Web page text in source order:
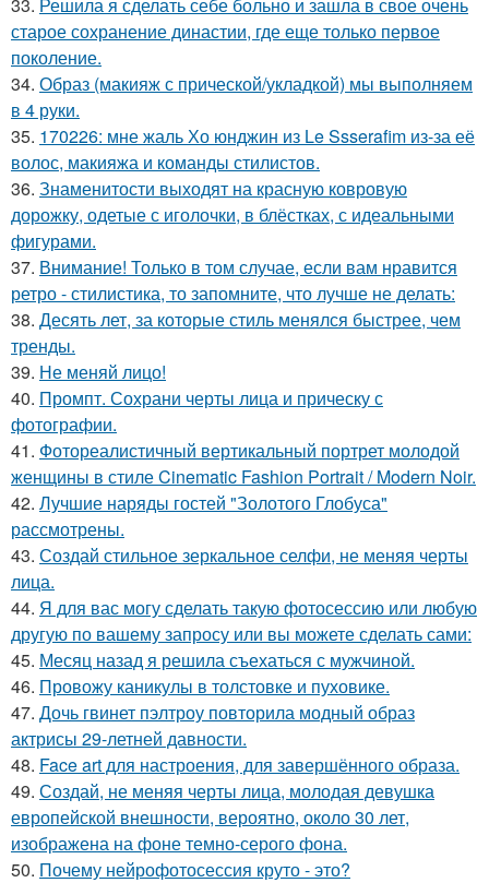
старое сохранение династии, где еще только первое
поколение.
34. Образ (макияж с прической/укладкой) мы выполняем
в 4 руки.
35. 170226: мне жаль Хо юнджин из Le Ssserafim из-за её
волос, макияжа и команды стилистов.
36. Знаменитости выходят на красную ковровую
дорожку, одетые с иголочки, в блёстках, с идеальными
фигурами.
37. Внимание! Только в том случае, если вам нравится
ретро - стилистика, то запомните, что лучше не делать:
38. Десять лет, за которые стиль менялся быстрее, чем
тренды.
39. Не меняй лицо!
40. Промпт. Сохрани черты лица и прическу с
фотографии.
41. Фотореалистичный вертикальный портрет молодой
женщины в стиле Cinematic Fashion Portrait / Modern Noir.
42. Лучшие наряды гостей "Золотого Глобуса"
рассмотрены.
43. Создай стильное зеркальное селфи, не меняя черты
лица.
44. Я для вас могу сделать такую фотосессию или любую
другую по вашему запросу или вы можете сделать сами:
45. Месяц назад я решила съехаться с мужчиной.
46. Провожу каникулы в толстовке и пуховике.
47. Дочь гвинет пэлтроу повторила модный образ
актрисы 29-летней давности.
48. Face art для настроения, для завершённого образа.
49. Создай, не меняя черты лица, молодая девушка
европейской внешности, вероятно, около 30 лет,
изображена на фоне темно-серого фона.
50. Почему нейрофотосессия круто - это?